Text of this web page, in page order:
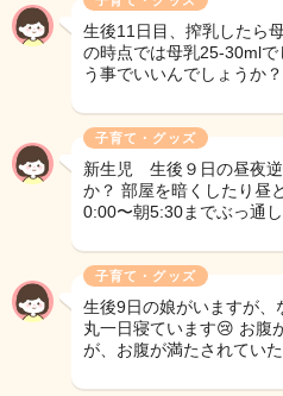
生後11日目、搾乳したら
の時点では母乳25-30ml
う事でいいんでしょうか
子育て・グッズ
新生児 生後９日の昼夜
か？ 部屋を暗くしたり昼
0:00〜朝5:30までぶっ通
子育て・グッズ
生後9日の娘がいますが
丸一日寝ています😢 お腹
が、お腹が満たされてい